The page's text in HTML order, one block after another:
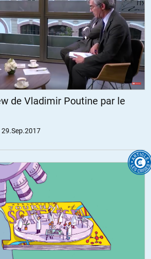
de Vladimir Poutine par le
29.Sep.2017